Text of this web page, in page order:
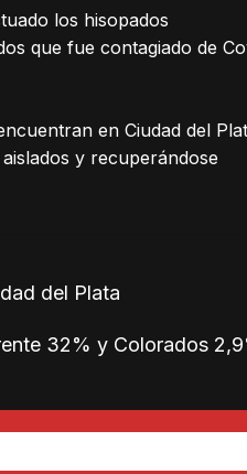
los hisopados
que fue contagiado de
en Ciudad del
y recuperándose
del Plata
32% y Colorados